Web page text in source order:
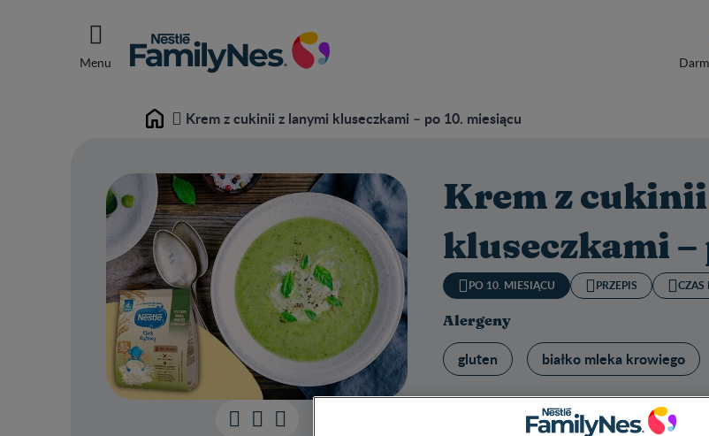
Menu
Home Krem z cukinii z lanymi kluseczkami – po 10. miesiącu
Krem z
kluseczkami –
PO 10. MIESIĄCU PRZEPIS CZAS
Alergeny
gluten białko mleka krowiego